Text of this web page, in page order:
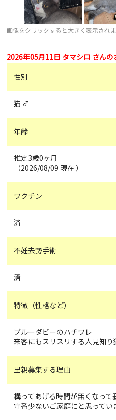
画像をクリックすると大きく表示され
2026年05月11日 タマシロ さんの
性別
猫 ♂
年齢
推定3歳0ヶ月
（2026/08/09 現在 ）
ワクチン
済
不妊去勢手術
済
特徴（性格など）
ブルーダビーのハチワレ
来客にもスリスリする人見知
里親募集する理由
構ってあげる時間が無くなっ
守番少ないご家庭にと思ってい